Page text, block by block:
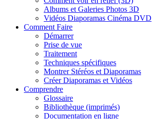
Albums et Galeries Photos 3D
Vidéos Diaporamas Cinéma DVD
Comment Faire
Démarrer
Prise de vue
Traitement
Techniques spécifiques
Montrer Stéréos et Diaporamas
Créer Diaporamas et Vidéos
Comprendre
Glossaire
Bibliothèque (imprimés)
Documentation en ligne